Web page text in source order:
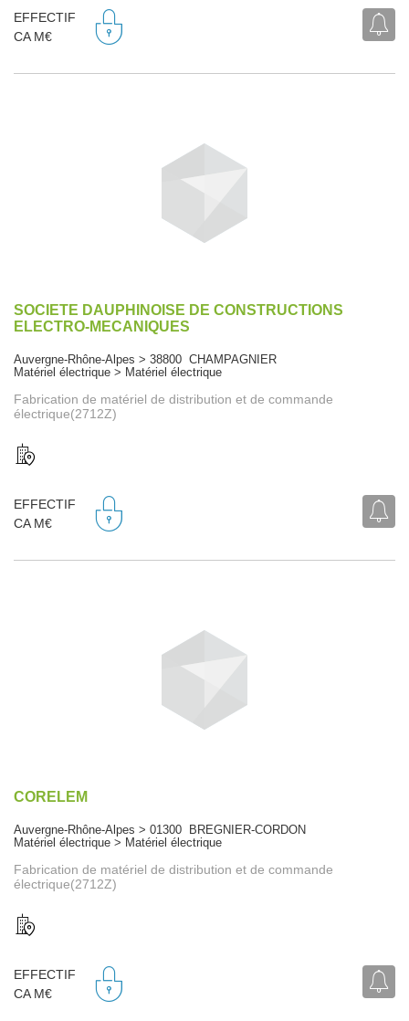
EFFECTIF
CA M€
SOCIETE DAUPHINOISE DE CONSTRUCTIONS
ELECTRO-MECANIQUES
Auvergne-Rhône-Alpes > 38800 CHAMPAGNIER
Matériel électrique > Matériel électrique
Fabrication de matériel de distribution et de commande
électrique(2712Z)
EFFECTIF
CA M€
CORELEM
Auvergne-Rhône-Alpes > 01300 BREGNIER-CORDON
Matériel électrique > Matériel électrique
Fabrication de matériel de distribution et de commande
électrique(2712Z)
EFFECTIF
CA M€